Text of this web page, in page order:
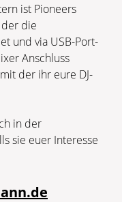
ist Pioneers
der die
und via USB-Port-
Anschluss
der ihr eure DJ-
in der
sie euer Interesse